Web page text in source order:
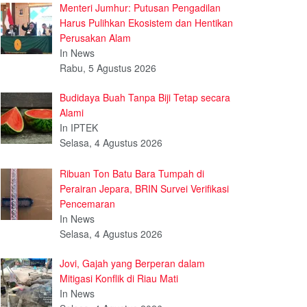
Menteri Jumhur: Putusan Pengadilan
Harus Pulihkan Ekosistem dan Hentikan
Perusakan Alam
In News
Rabu, 5 Agustus 2026
Budidaya Buah Tanpa Biji Tetap secara
Alami
In IPTEK
Selasa, 4 Agustus 2026
Ribuan Ton Batu Bara Tumpah di
Perairan Jepara, BRIN Survei Verifikasi
Pencemaran
In News
Selasa, 4 Agustus 2026
Jovi, Gajah yang Berperan dalam
Mitigasi Konflik di Riau Mati
In News